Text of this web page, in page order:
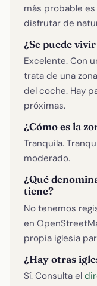
más probable
disfrutar de
¿Se puede
Excelente. Con
trata de una
del coche. Hay
próximas.
¿Cómo es la
Tranquila.
moderado.
¿Qué
tiene?
No tenemos
en
propia iglesia
¿Hay otras
Sí. Consulta el